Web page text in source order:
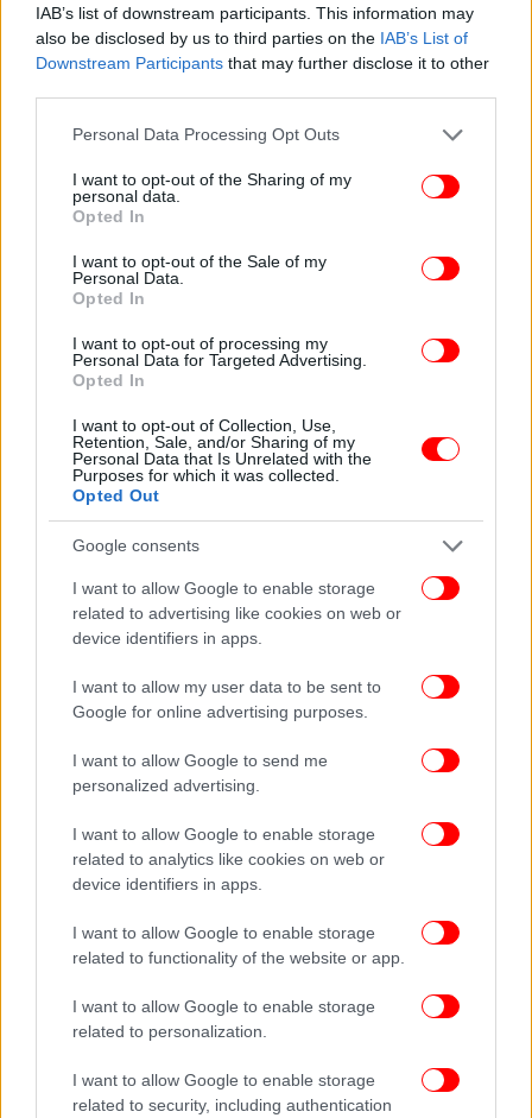
IAB’s list of downstream participants. This information may
also be disclosed by us to third parties on the IAB’s List of
Downstream Participants that may further disclose it to other
Please note that this website/app uses one or more Google
not limited to your visit or usage behaviour. You may click to
grant or deny consent to Google and its third-party tags to
use your data for below specified purposes in below Google
consent section.
Personal Data Processing Opt Outs
I want to opt-out of the Sharing of my
personal data.
Opted In
I want to opt-out of the Sale of my
Personal Data.
Opted In
I want to opt-out of processing my
Personal Data for Targeted Advertising.
Opted In
I want to opt-out of Collection, Use,
Retention, Sale, and/or Sharing of my
Personal Data that Is Unrelated with the
Purposes for which it was collected.
Opted Out
Google consents
I want to allow Google to enable storage
related to advertising like cookies on web or
device identifiers in apps.
I want to allow my user data to be sent to
Google for online advertising purposes.
I want to allow Google to send me
personalized advertising.
I want to allow Google to enable storage
related to analytics like cookies on web or
device identifiers in apps.
I want to allow Google to enable storage
related to functionality of the website or app.
I want to allow Google to enable storage
related to personalization.
I want to allow Google to enable storage
related to security, including authentication
ΔΙΑΒΑΣΤΕ ΠΕΡΙΣΣΟΤΕΡΑ ΠΑΣΟΚ -ΚΙΝΗΜΑ ΑΛΛΑΓΗΣ ΣΎΝΕΔΡΟΙ
ΔΕΙΤΕ ΕΠΙΣΗΣ